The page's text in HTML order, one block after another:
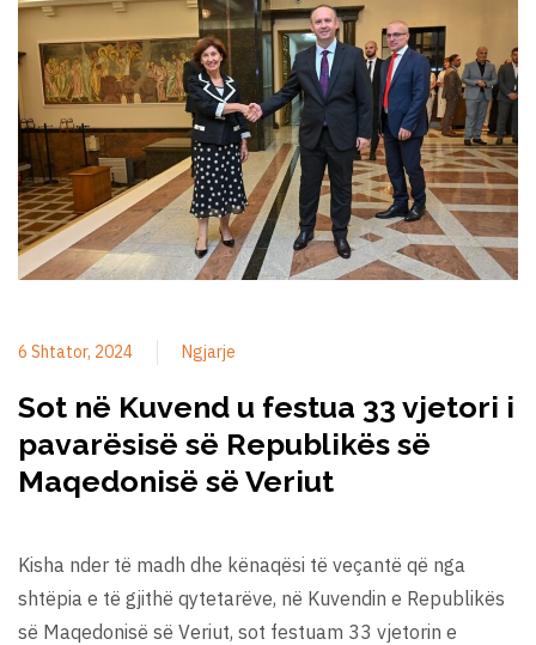
6 Shtator, 2024 Ngjarje
Sot në Kuvend u festua 33 vjetori i
pavarësisë së Republikës së
Maqedonisë së Veriut
Kisha nder të madh dhe kënaqësi të veçantë që nga
shtëpia e të gjithë qytetarëve, në Kuvendin e Republikës
së Maqedonisë së Veriut, sot festuam 33 vjetorin e